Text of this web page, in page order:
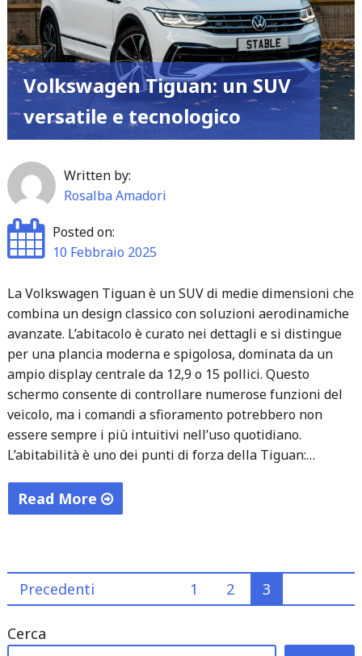
Volkswagen Tiguan: un SUV
versatile e tecnologico
Written by:
Rosalba Amadori
Posted on:
10 Febbraio 2025
La Volkswagen Tiguan è un SUV di medie dimensioni che
combina un design classico con soluzioni aerodinamiche
avanzate. L’abitacolo è curato nei dettagli e si distingue
per una plancia moderna e spigolosa, dominata da un
ampio display centrale da 12,9 o 15 pollici. Questo
schermo consente di controllare numerose funzioni del
veicolo, ma i comandi a sfioramento potrebbero non
essere sempre i più intuitivi nell’uso quotidiano.
L’abitabilità è uno dei punti di forza della Tiguan:…
Read More
un
SUV
e
Paginazione
degli
Precedenti 1 2 3
Cerca